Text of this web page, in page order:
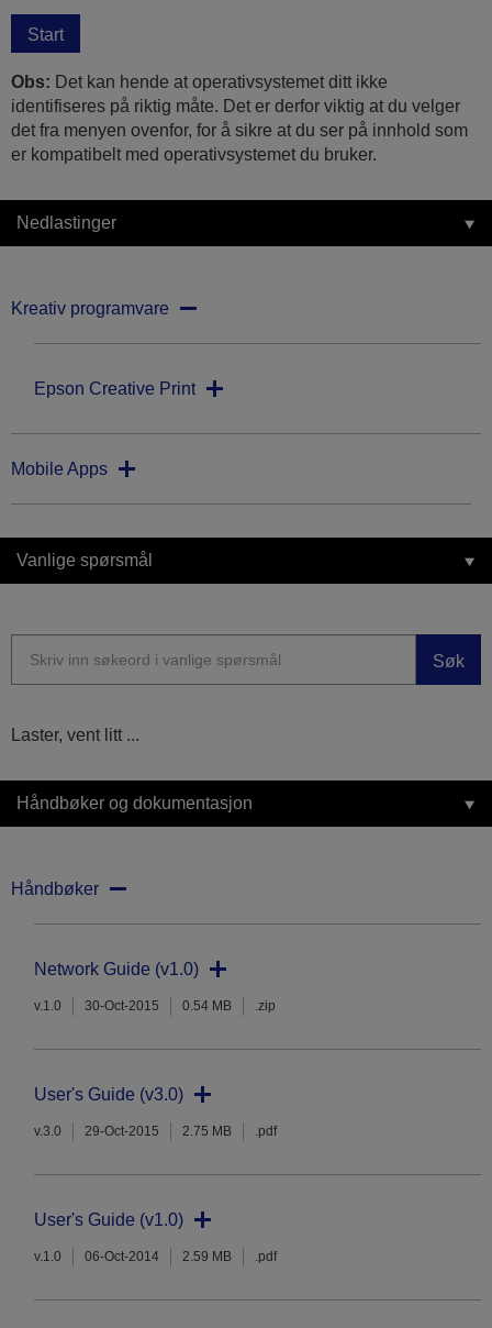
Start
Obs: Det kan hende at operativsystemet ditt ikke
identifiseres på riktig måte. Det er derfor viktig at du velger
det fra menyen ovenfor, for å sikre at du ser på innhold som
er kompatibelt med operativsystemet du bruker.
Nedlastinger
Kreativ programvare
Epson Creative Print
Mobile Apps
Vanlige spørsmål
Søk
Laster, vent litt ...
Håndbøker og dokumentasjon
Håndbøker
Network Guide (v1.0)
v.1.0 30-Oct-2015 0.54 MB .zip
User's Guide (v3.0)
v.3.0 29-Oct-2015 2.75 MB .pdf
User's Guide (v1.0)
v.1.0 06-Oct-2014 2.59 MB .pdf